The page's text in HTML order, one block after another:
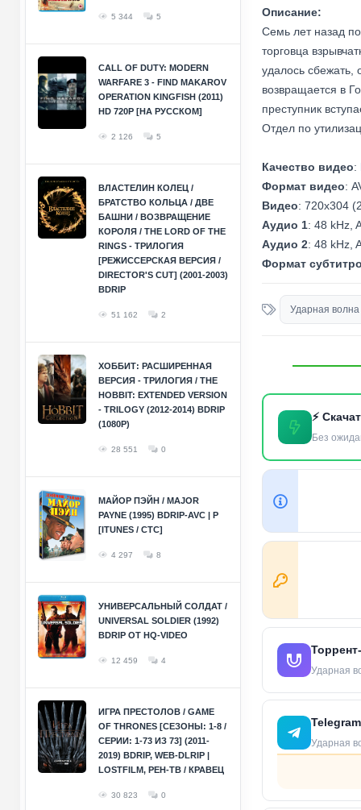
5 344 5
CALL OF DUTY: MODERN
WARFARE 3 - FIND MAKAROV
OPERATION KINGFISH (2011)
HD 720P [НА РУССКОМ]
2 126 5
ВЛАСТЕЛИН КОЛЕЦ /
БРАТСТВО КОЛЬЦА / ДВЕ
БАШНИ / ВОЗВРАЩЕНИЕ
КОРОЛЯ / THE LORD OF THE
RINGS - ТРИЛОГИЯ
[РЕЖИССЕРСКАЯ ВЕРСИЯ /
DIRECTOR'S CUT] (2001-2003)
BDRIP
51 162 2
ХОББИТ: РАСШИРЕННАЯ
ВЕРСИЯ - ТРИЛОГИЯ / THE
HOBBIT: EXTENDED VERSION
- TRILOGY (2012-2014) BDRIP
(1080P)
28 551 0
МАЙОР ПЭЙН / MAJOR
PAYNE (1995) BDRIP-AVC | P
[ITUNES / СТС]
4 297 8
УНИВЕРСАЛЬНЫЙ СОЛДАТ /
UNIVERSAL SOLDIER (1992)
BDRIP ОТ HQ-VIDEO
12 459 4
ИГРА ПРЕСТОЛОВ / GAME
OF THRONES [СЕЗОНЫ: 1-8 /
СЕРИИ: 1-73 ИЗ 73] (2011-
2019) BDRIP, WEB-DLRIP |
LOSTFILM, РЕН-ТВ / КРАВЕЦ
30 823 0
Описание:
Семь лет назад
торговца
удалось сбежать,
возвращается в
преступник
Отдел по
Качество видео:
Формат видео:
Видео: 720x304
Аудио 1: 48 kHz,
Аудио 2: 48 kHz,
Формат
Ударная волна
⚡
Без
Ударная
Ударная